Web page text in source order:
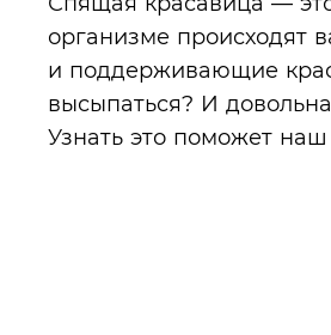
организме происходят
и поддерживающие
высыпаться? И
Узнать это поможет наш